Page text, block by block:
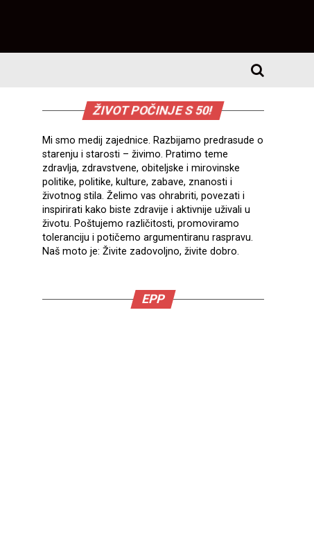
ŽIVOT POČINJE S 50!
Mi smo medij zajednice. Razbijamo predrasude o
starenju i starosti – živimo. Pratimo teme
zdravlja, zdravstvene, obiteljske i mirovinske
politike, politike, kulture, zabave, znanosti i
životnog stila. Želimo vas ohrabriti, povezati i
inspirirati kako biste zdravije i aktivnije uživali u
životu. Poštujemo različitosti, promoviramo
toleranciju i potičemo argumentiranu raspravu.
Naš moto je: Živite zadovoljno, živite dobro.
EPP